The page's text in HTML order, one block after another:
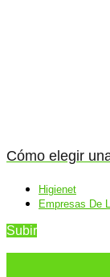
Cómo elegir
Higienet
Empresas De
Subir